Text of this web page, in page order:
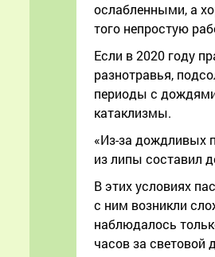
ослабленными, а
того непростую
Если в 2020 году
разнотравья,
периоды с
катаклизмы.
«Из-за дождливых
из липы составил
В этих условиях
с ним возникли
наблюдалось
часов за световой